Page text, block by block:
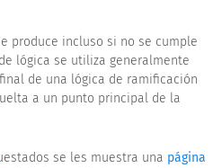
produce incluso si no se cumple
lógica se utiliza generalmente
de una lógica de ramificación
a un punto principal de la
se les muestra una página